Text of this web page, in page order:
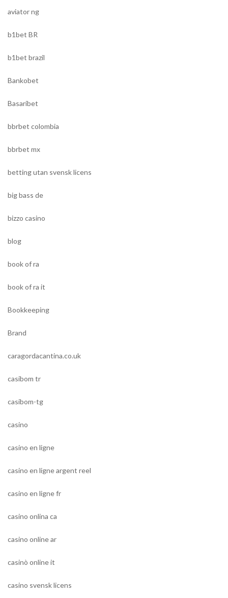
aviator ng
b1bet BR
b1bet brazil
Bankobet
Basaribet
bbrbet colombia
bbrbet mx
betting utan svensk licens
big bass de
bizzo casino
blog
book of ra
book of ra it
Bookkeeping
Brand
caragordacantina.co.uk
casibom tr
casibom-tg
casino
casino en ligne
casino en ligne argent reel
casino en ligne fr
casino onlina ca
casino online ar
casinò online it
casino svensk licens